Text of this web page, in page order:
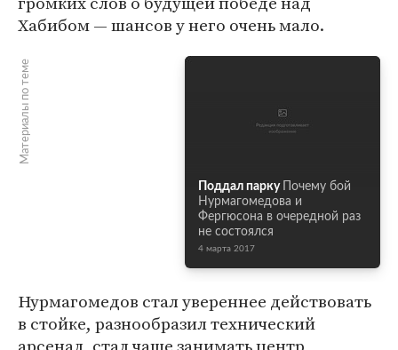
Хабибом — шансов у него очень мало.
Материалы по теме
Поддал парку
Почему бой
Нурмагомедова и
Фергюсона в очередной раз
не состоялся
4 марта 2017
Нурмагомедов стал увереннее действовать
в стойке, разнообразил технический